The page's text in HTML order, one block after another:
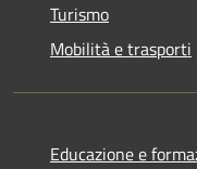
Turismo
Mobilità e trasporti
Educazione e